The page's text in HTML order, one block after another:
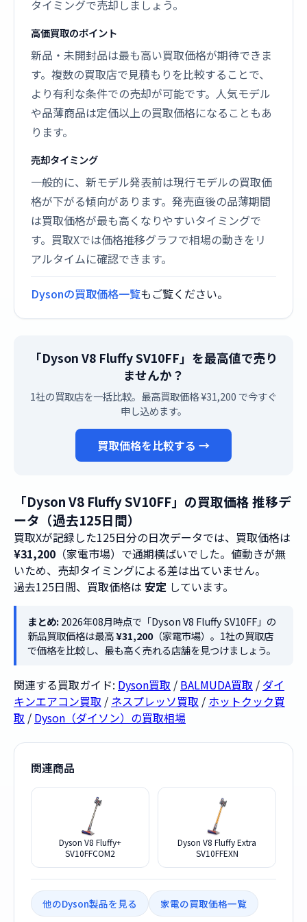
タイミングで売却しましょう。
高価買取のポイント
新品・未開封品は最も高い買取価格が期待できま
す。複数の買取店で見積もりを比較することで、
より有利な条件での売却が可能です。人気モデル
や品薄商品は定価以上の買取価格になることもあ
ります。
売却タイミング
一般的に、新モデル発表前は現行モデルの買取価
格が下がる傾向があります。発売直後の品薄期間
は買取価格が最も高くなりやすいタイミングで
す。買取Xでは価格推移グラフで相場の動きをリ
アルタイムに確認できます。
Dysonの買取価格一覧もご覧ください。
「Dyson V8 Fluffy SV10FF」を最高値で売り
ませんか？
1社の買取店を一括比較。最高買取価格 ¥31,200 で今すぐ
申し込めます。
買取価格を比較する →
「Dyson V8 Fluffy SV10FF」の買取価格 推移デ
ータ（過去125日間）
買取Xが記録した125日分の日次データでは、買取価格は
¥31,200 （家電市場）で通期横ばいでした。値動きが無
いため、売却タイミングによる差は出ていません。
過去125日間、買取価格は 安定 しています。
まとめ:2026年08月時点で「Dyson V8 Fluffy SV10FF」の
新品買取価格は最高¥31,200（家電市場）。1社の買取店
で価格を比較し、最も高く売れる店舗を見つけましょう。
関連する買取ガイド: Dyson買取 / BALMUDA買取 / ダイ
キンエアコン買取 / ネスプレッソ買取 / ホットクック買
取 / Dyson（ダイソン）の買取相場
関連商品
Dyson V8 Fluffy+
SV10FFCOM2
Dyson V8 Fluffy Extra
SV10FFEXN
他のDyson製品を見る 家電の買取価格一覧